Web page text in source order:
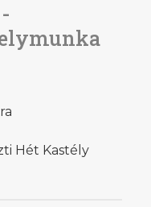
Hét Kastély